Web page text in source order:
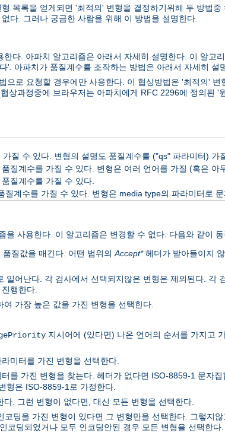
목록을 얻게되면 '최적의' 변형을 결정하기위해 두 방법중
다. 그러나 궁금한 사람을 위해 이 방법을 설명한다.
한다. 아파치 알고리즘은 아래서 자세히 설명한다. 이 알고
아파치가 품질계수를 조작하는 방법은 아래서 자세히 설
으로 요청할 경우에만 사용한다. 이 협상방법은 '최적의' 변
상과정중에 브라우저는 아파치에게 RFC 2296에 정의된 '
질 수 있다. 변형의 설명도 품질계수를 ("qs" 파라미터) 가
질계수를 가질 수 있다. 변형은 여러 언어를 가질 (혹은 아
질계수를 가질 수 있다.
질계수를 가질 수 있다. 변형은 media type의 파라미터로
사용한다. 이 알고리즘은 변경할 수 없다. 다음와 같이
질값을 매긴다. 어떤 범위의 Accept*헤더가 받아들이지
어난다. 각 검사에서 선택되지않은 변형은 제외된다. 각
행한다.
가장 높은 값을 가진 변형을 선택한다.
지시어에 (있다면) 나온 언어의 순서를 가지고
미터를 가진 변형을 선택한다.
를 가진 변형을 찾는다. 헤더가 없다면 ISO-8859-1 문자집
형은 ISO-8859-1로 가정한다.
. 그런 변형이 없다면, 대신 모든 변형을 선택한다.
딩을 가진 변형이 있다면 그 변형만을 선택한다. 그렇지
딩되었거나 모두 인코딩안된 경우 모든 변형을 선택한다.